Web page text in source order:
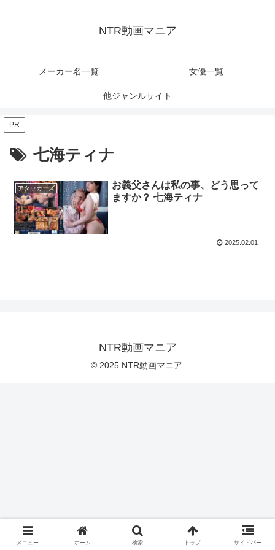
NTR動画マニア
メーカー名一覧 女優一覧
他ジャンルサイト
PR
七海ティナ
アタッカーズ
お義父さんは私の事、どう思って
ますか？ 七海ティナ
2025.02.01
NTR動画マニア
© 2025 NTR動画マニア.
メニュー ホーム 検索 トップ サイドバー